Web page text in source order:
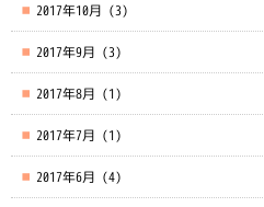
2017年10月 (3)
2017年9月 (3)
2017年8月 (1)
2017年7月 (1)
2017年6月 (4)